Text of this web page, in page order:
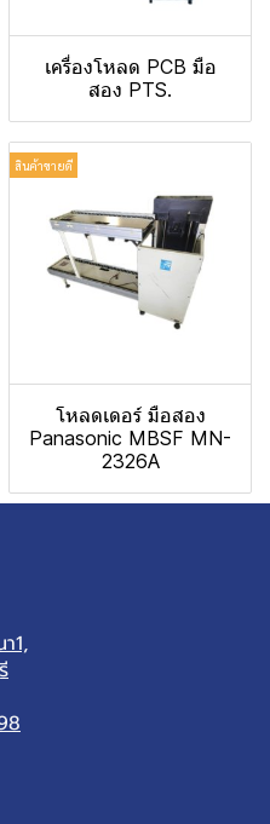
เครื่องโหลด PCB มือ
สอง PTS.
สินค้าขายดี
โหลดเดอร์ มือสอง
Panasonic MBSF MN-
2326A
1,